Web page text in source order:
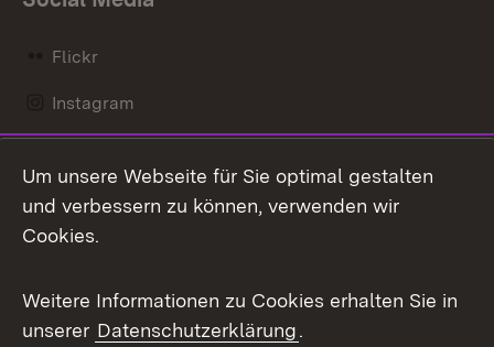
Flickr
Instagram
Mastodon
Messenger
Social Wall
X / Twitter
Um unsere Webseite für Sie optimal gestalten
und verbessern zu können, verwenden wir
Cookies.
Weitere Informationen zu Cookies erhalten Sie in
unserer Datenschutzerklärung.